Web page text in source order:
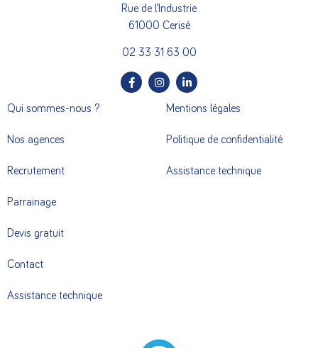
Rue de l’Industrie
61000 Cerisé
02 33 31 63 00
Qui sommes-nous ?
Nos agences
Recrutement
Parrainage
Devis gratuit
Contact
Assistance technique
Mentions légales
Politique de confidentialité
Assistance technique